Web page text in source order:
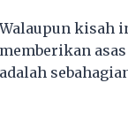
Walaupun kisah
memberikan
adalah